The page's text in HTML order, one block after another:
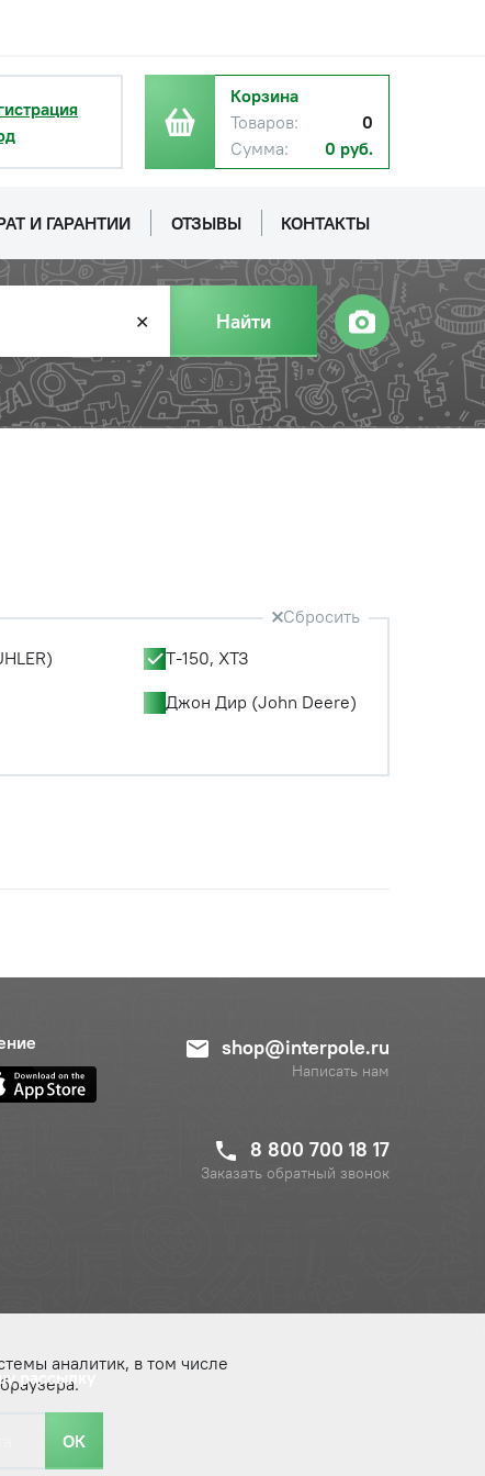
Корзина
Товаров:
0
Сумма:
0 руб.
И ГАРАНТИИ ОТЗЫВЫ КОНТАКТЫ
✕ Найти
Сбросить
Т-150, ХТЗ
Джон Дир (John Deere)
shop@interpole.ru
Написать нам
8 800 700 18 17
Заказать обратный звонок
рассылку
ОК
аналитик, в том числе